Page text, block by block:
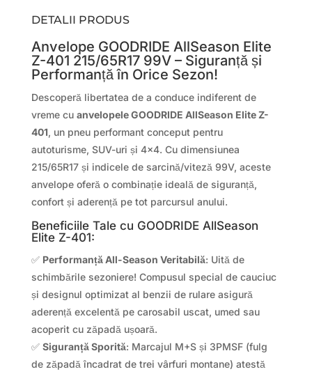
DETALII PRODUS
Anvelope GOODRIDE AllSeason Elite
Z-401 215/65R17 99V – Siguranță și
Performanță în Orice Sezon!
Descoperă libertatea de a conduce indiferent de
vreme cu anvelopele GOODRIDE AllSeason Elite Z-
401, un pneu performant conceput pentru
autoturisme, SUV-uri și 4×4. Cu dimensiunea
215/65R17 și indicele de sarcină/viteză 99V, aceste
anvelope oferă o combinație ideală de siguranță,
confort și aderență pe tot parcursul anului.
Beneficiile Tale cu GOODRIDE AllSeason
Elite Z-401:
✅ Performanță All-Season Veritabilă: Uită de
schimbările sezoniere! Compusul special de cauciuc
și designul optimizat al benzii de rulare asigură
aderență excelentă pe carosabil uscat, umed sau
acoperit cu zăpadă ușoară.
✅ Siguranță Sporită: Marcajul M+S și 3PMSF (fulg
de zăpadă încadrat de trei vârfuri montane) atestă